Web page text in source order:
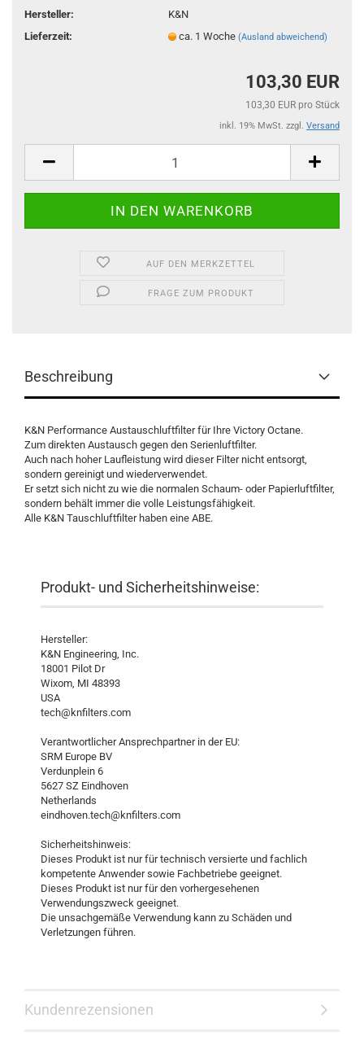
Hersteller:
K&N
Lieferzeit:
ca. 1 Woche (Ausland abweichend)
103,30 EUR
103,30 EUR pro Stück
inkl. 19% MwSt. zzgl. Versand
AUF DEN MERKZETTEL
FRAGE ZUM PRODUKT
Beschreibung
K&N Performance Austauschluftfilter für Ihre Victory Octane.
Zum direkten Austausch gegen den Serienluftfilter.
Auch nach hoher Laufleistung wird dieser Filter nicht entsorgt,
sondern gereinigt und wiederverwendet.
Er setzt sich nicht zu wie die normalen Schaum- oder Papierluftfilter,
sondern behält immer die volle Leistungsfähigkeit.
Alle K&N Tauschluftfilter haben eine ABE.
Produkt- und Sicherheitshinweise:
Hersteller:
K&N Engineering, Inc.
18001 Pilot Dr
Wixom, MI 48393
USA
tech@knfilters.com
Verantwortlicher Ansprechpartner in der EU:
SRM Europe BV
Verdunplein 6
5627 SZ Eindhoven
Netherlands
eindhoven.tech@knfilters.com
Sicherheitshinweis:
Dieses Produkt ist nur für technisch versierte und fachlich
kompetente Anwender sowie Fachbetriebe geeignet.
Dieses Produkt ist nur für den vorhergesehenen
Verwendungszweck geeignet.
Die unsachgemäße Verwendung kann zu Schäden und
Verletzungen führen.
Kundenrezensionen